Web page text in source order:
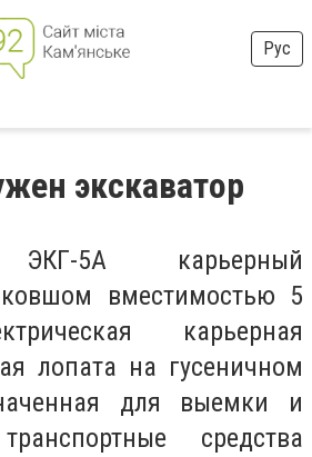
Рус
экскаватор
ЭКГ-5А карьерный
вместимостью 5
карьерная
лопата на гусеничном
для выемки и
средства